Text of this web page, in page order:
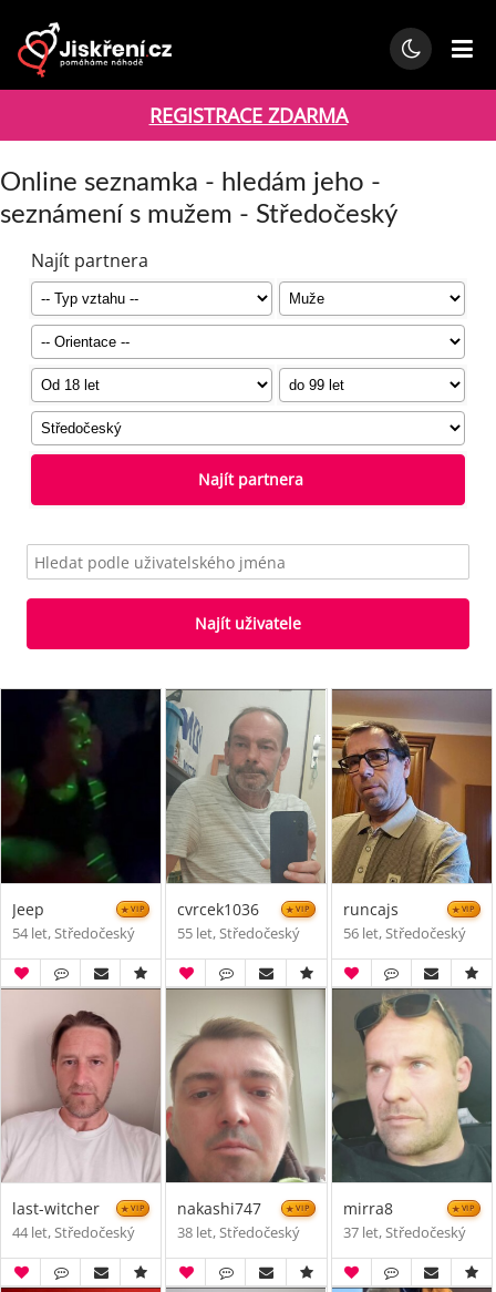
REGISTRACE ZDARMA
Online seznamka - hledám jeho -
seznámení s mužem - Středočeský
Najít partnera
Najít partnera
Najít uživatele
Jeep VIP
54 let, Středočeský
cvrcek1036 VIP
55 let, Středočeský
runcajs VIP
56 let, Středočeský
last-witcher VIP
44 let, Středočeský
nakashi747 VIP
38 let, Středočeský
mirra8 VIP
37 let, Středočeský